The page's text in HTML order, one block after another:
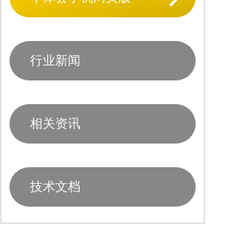
行业新闻
相关资讯
技术文档